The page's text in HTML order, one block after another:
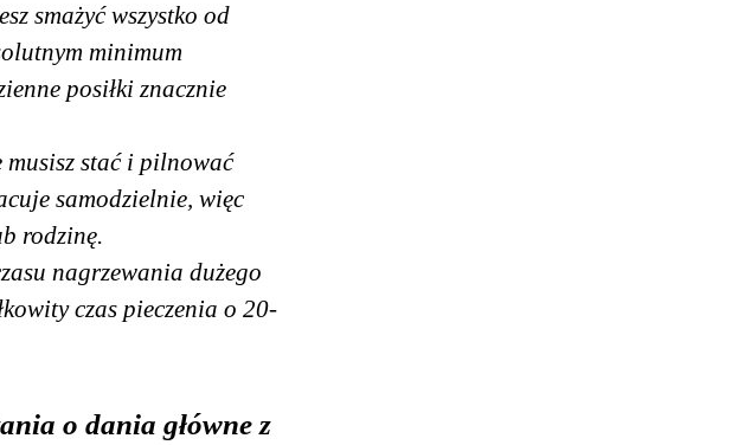
smażyć wszystko od
minimum
posiłki znacznie
musisz stać i pilnować
samodzielnie, więc
rodzinę.
nagrzewania dużego
czas pieczenia o 20-
o dania główne z